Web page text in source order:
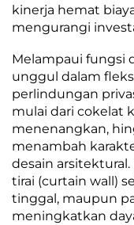
kinerja hemat
mengurangi
Melampaui fungsi
unggul dalam
perlindungan
mulai dari cokelat
menenangkan,
menambah
desain
tirai (curtain wall)
tinggal, maupun
meningkatkan